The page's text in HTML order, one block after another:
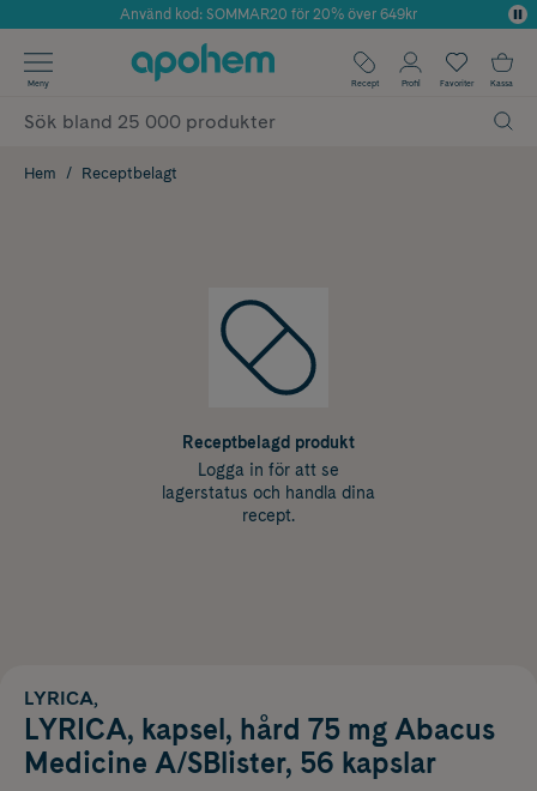
Årets Butik 2025 inom Skönhet
Använd kod: SOMMAR20 för 20% över 649kr
✓ Fri frakt
✓ Poäng på alla köp*
Meny Recept Profil Favoriter Kassa
Hem Receptbelagt
Receptbelagd produkt
Logga in för att se
lagerstatus och handla dina
recept.
LYRICA,
LYRICA, kapsel, hård 75 mg Abacus
Medicine A/SBlister, 56 kapslar